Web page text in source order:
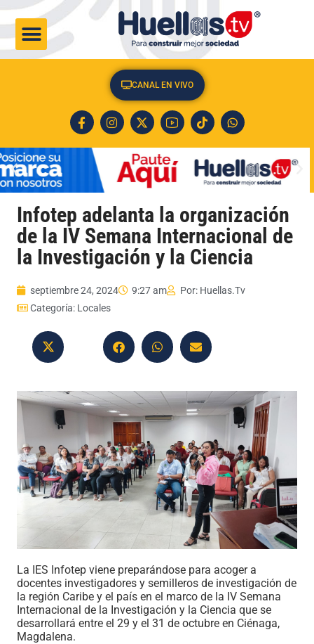
CANAL EN VIVO
Infotep adelanta la organización
de la IV Semana Internacional de
la Investigación y la Ciencia
septiembre 24, 2024 9:27 am Por: Huellas.Tv
Categoría: Locales
La IES Infotep viene preparándose para acoger a
docentes investigadores y semilleros de investigación de
la región Caribe y el país en el marco de la IV Semana
Internacional de la Investigación y la Ciencia que se
desarrollará entre el 29 y el 31 de octubre en Ciénaga,
Magdalena.